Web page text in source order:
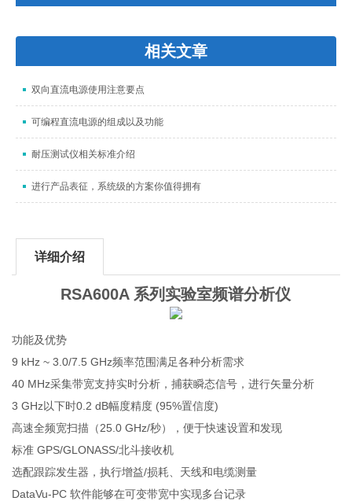
相关文章
双向直流电源使用注意要点
可编程直流电源的组成以及功能
耐压测试仪相关标准介绍
进行产品表征，系统级的方案你值得拥有
详细介绍
RSA600A 系列实验室频谱分析仪
功能及优势
9 kHz ~ 3.0/7.5 GHz频率范围满足各种分析需求
40 MHz采集带宽支持实时分析，捕获瞬态信号，进行矢量分析
3 GHz以下时0.2 dB幅度精度 (95%置信度)
高速全频宽扫描（25.0 GHz/秒），便于快速设置和发现
标准 GPS/GLONASS/北斗接收机
选配跟踪发生器，执行增益/损耗、天线和电缆测量
DataVu-PC 软件能够在可变带宽中实现多台记录